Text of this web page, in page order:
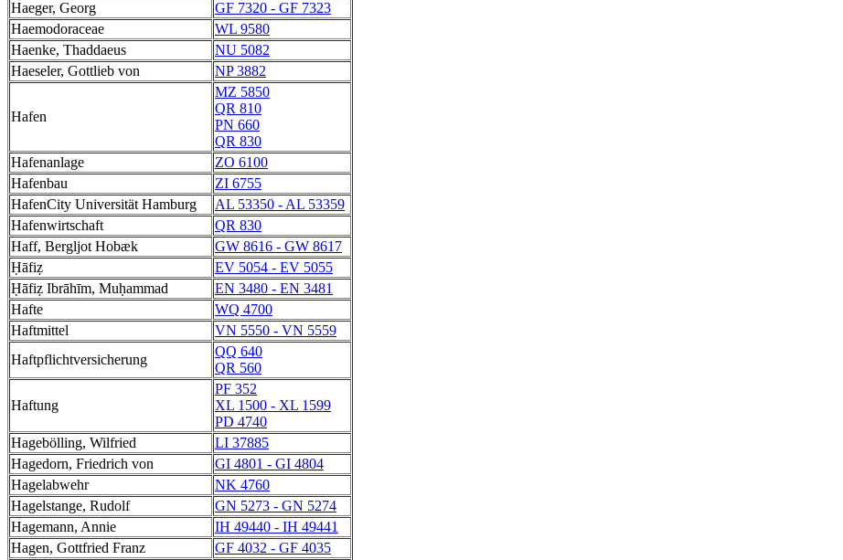
Haeger, Georg
GF 7320 - GF 7323
Haemodoraceae
WL 9580
Haenke, Thaddaeus
NU 5082
Haeseler, Gottlieb von
NP 3882
Hafen
MZ 5850
QR 810
PN 660
QR 830
Hafenanlage
ZO 6100
Hafenbau
ZI 6755
HafenCity Universität Hamburg
AL 53350 - AL 53359
Hafenwirtschaft
QR 830
Haff, Bergljot Hobæk
GW 8616 - GW 8617
Ḥāfiẓ
EV 5054 - EV 5055
Ḥāfiẓ Ibrāhīm, Muḥammad
EN 3480 - EN 3481
Hafte
WQ 4700
Haftmittel
VN 5550 - VN 5559
Haftpflichtversicherung
QQ 640
QR 560
Haftung
PF 352
XL 1500 - XL 1599
PD 4740
Hagebölling, Wilfried
LI 37885
Hagedorn, Friedrich von
GI 4801 - GI 4804
Hagelabwehr
NK 4760
Hagelstange, Rudolf
GN 5273 - GN 5274
Hagemann, Annie
IH 49440 - IH 49441
Hagen, Gottfried Franz
GF 4032 - GF 4035